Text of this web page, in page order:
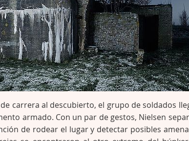
carrera al descubierto, el grupo de soldados
armado. Con un par de gestos, Nielsen
de rodear el lugar y detectar posibles